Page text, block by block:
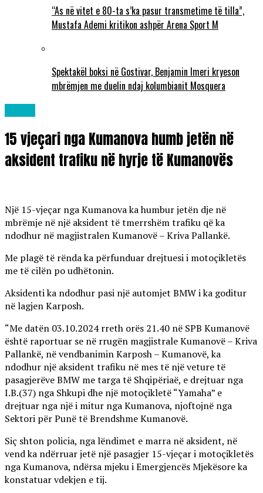
“As në vitet e 80-ta s’ka pasur transmetime të tilla”,
Mustafa Ademi kritikon ashpër Arena Sport M
Spektakël boksi në Gostivar, Benjamin Imeri kryeson
mbrëmjen me duelin ndaj kolumbianit Mosquera
15 vjeçari nga Kumanova humb jetën në
aksident trafiku në hyrje të Kumanovës
Një 15-vjeçar nga Kumanova ka humbur jetën dje në
mbrëmje në një aksident të tmerrshëm trafiku që ka
ndodhur në magjistralen Kumanovë – Kriva Pallankë.
Me plagë të rënda ka përfunduar drejtuesi i motoçikletës
me të cilën po udhëtonin.
Aksidenti ka ndodhur pasi një automjet BMW i ka goditur
në lagjen Karposh.
“Me datën 03.10.2024 rreth orës 21.40 në SPB Kumanovë
është raportuar se në rrugën magjistrale Kumanovë – Kriva
Pallankë, në vendbanimin Karposh – Kumanovë, ka
ndodhur një aksident trafiku në mes të një veture të
pasagjerëve BMW me targa të Shqipëriaë, e drejtuar nga
I.B.(37) nga Shkupi dhe një motoçikletë “Yamaha” e
drejtuar nga një i mitur nga Kumanova, njoftojnë nga
Sektori për Punë të Brendshme Kumanovë.
Siç shton policia, nga lëndimet e marra në aksident, në
vend ka ndërruar jetë një pasagjer 15-vjeçar i motoçikletës
nga Kumanova, ndërsa mjeku i Emergjencës Mjekësore ka
konstatuar vdekjen e tij.